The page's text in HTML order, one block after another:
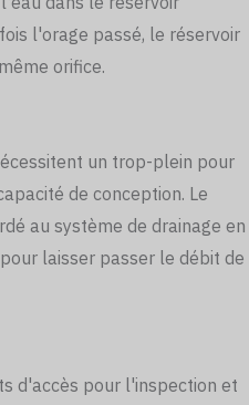
l'orage passé, le réservoir
orifice.
un trop-plein pour
de conception. Le
au système de drainage en
laisser passer le débit de
d'accès pour l'inspection et